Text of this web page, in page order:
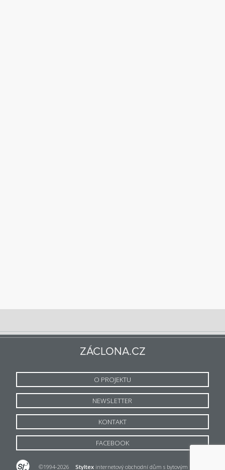
ZÁCLONA.CZ
O PROJEKTU
NEWSLETTER
KONTAKT
FACEBOOK
©1994-2026 Styltexinternetový obchodní dům s bytovým textilem